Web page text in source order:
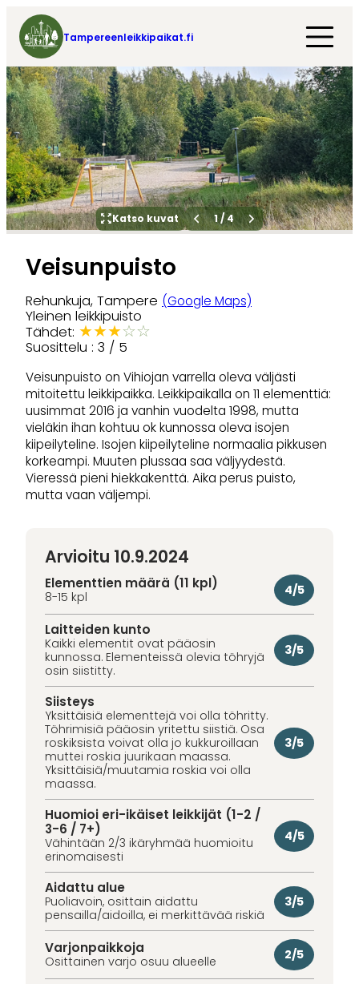
Tampereenleikkipaikat.fi
Katso kuvat 1/4
Veisunpuisto
Rehunkuja, Tampere (Google Maps)
Yleinen leikkipuisto
Tähdet: ★★★☆☆
Suosittelu : 3 / 5
Veisunpuisto on Vihiojan varrella oleva väljästi
mitoitettu leikkipaikka. Leikkipaikalla on 11 elementtiä:
uusimmat 2016 ja vanhin vuodelta 1998, mutta
vieläkin ihan kohtuu ok kunnossa oleva isojen
kiipeilyteline. Isojen kiipeilyteline normaalia pikkusen
korkeampi. Muuten plussaa saa väljyydestä.
Vieressä pieni hiekkakenttä. Aika perus puisto,
mutta vaan väljempi.
Arvioitu 10.9.2024
Elementtien määrä (11 kpl)
8-15 kpl 4/5
Laitteiden kunto
Kaikki elementit ovat pääosin
kunnossa. Elementeissä olevia töhryjä
osin siistitty.
3/5
Siisteys
Yksittäisiä elementtejä voi olla töhritty.
Töhrimisiä pääosin yritettu siistiä. Osa
roskiksista voivat olla jo kukkuroillaan
muttei roskia juurikaan maassa.
Yksittäisiä/muutamia roskia voi olla
maassa.
3/5
Huomioi eri-ikäiset leikkijät (1-2 /
3-6 / 7+)
Vähintään 2/3 ikäryhmää huomioitu
erinomaisesti
4/5
Aidattu alue
Puoliavoin, osittain aidattu
pensailla/aidoilla, ei merkittävää riskiä
3/5
Varjonpaikkoja
Osittainen varjo osuu alueelle 2/5